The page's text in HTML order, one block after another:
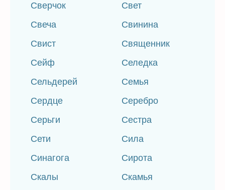
Сверчок
Свет
Свеча
Свинина
Свист
Священник
Сейф
Селедка
Сельдерей
Семья
Сердце
Серебро
Серьги
Сестра
Сети
Сила
Синагога
Сирота
Скалы
Скамья